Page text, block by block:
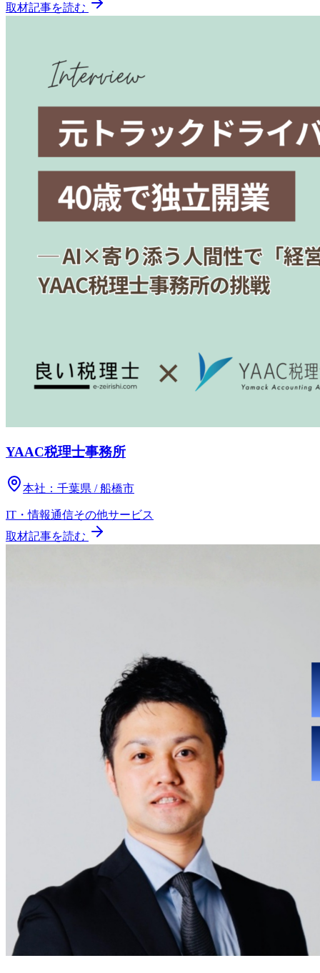
取材記事を読む
YAAC税理士事務所
本社： 千葉県 / 船橋市
IT・情報通信その他サービス
取材記事を読む